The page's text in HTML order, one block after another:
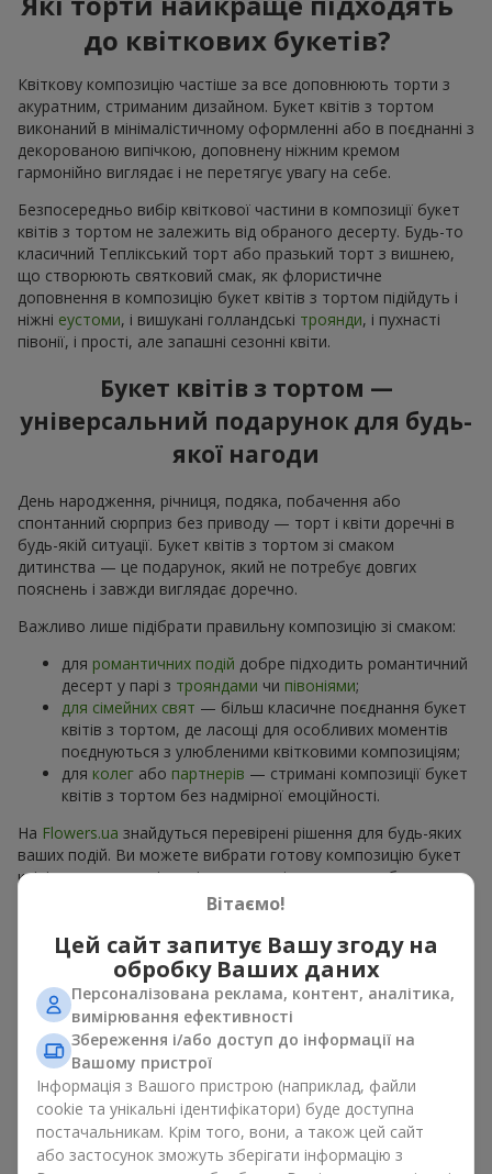
до квіткових букетів?
Квіткову композицію частіше за все доповнюють торти з
акуратним, стриманим дизайном. Букет квітів з тортом
виконаний в мінімалістичному оформленні або в поєднанні з
декорованою випічкою, доповнену ніжним кремом
гармонійно виглядає і не перетягує увагу на себе.
Безпосередньо вибір квіткової частини в композиції букет
квітів з тортом не залежить від обраного десерту. Будь-то
класичний Теплікський торт або празький торт з вишнею,
що створюють святковий смак, як флористичне
доповнення в композицію букет квітів з тортом підійдуть і
ніжні еустоми, і вишукані голландські троянди, і пухнасті
півонії, і прості, але запашні сезонні квіти.
Букет квітів з тортом —
універсальний подарунок для будь-
якої нагоди
День народження, річниця, подяка, побачення або
спонтанний сюрприз без приводу — торт і квіти доречні в
будь-якій ситуації. Букет квітів з тортом зі смаком
дитинства — це подарунок, який не потребує довгих
пояснень і завжди виглядає доречно.
Важливо лише підібрати правильну композицію зі смаком:
для романтичних подій добре підходить романтичний
десерт у парі з трояндами чи півоніями;
для сімейних свят — більш класичне поєднання букет
квітів з тортом, де ласощі для особливих моментів
поєднуються з улюбленими квітковими композиціям;
для колег або партнерів — стримані композиції букет
квітів з тортом без надмірної емоційності.
На Flowers.ua знайдуться перевірені рішення для будь-яких
ваших подій. Ви можете вибрати готову композицію букет
квітів з тортом з відповідного розділу каталогу або
замовити окремо солодкий дарунок і вподобані квіти.
Торти з живими квітами —
краса та смак в одному
подарунку
Торти з живими квітами – це сучасне поєднання
флористики та гастрономічної естетики. Ексклюзивний
десерт в поєднанні звишуканим букетомвиглядає ефектно,
стильно й підкреслює особливість події, якдень
Вітаємо!
Цей сайт запитує Вашу згоду на
обробку Ваших даних
Персоналізована реклама, контент, аналітика,
вимірювання ефективності
Збереження і/або доступ до інформації на
Вашому пристрої
Інформація з Вашого пристрою (наприклад, файли
cookie та унікальні ідентифікатори) буде доступна
постачальникам. Крім того, вони, а також цей сайт
або застосунок зможуть зберігати інформацію з